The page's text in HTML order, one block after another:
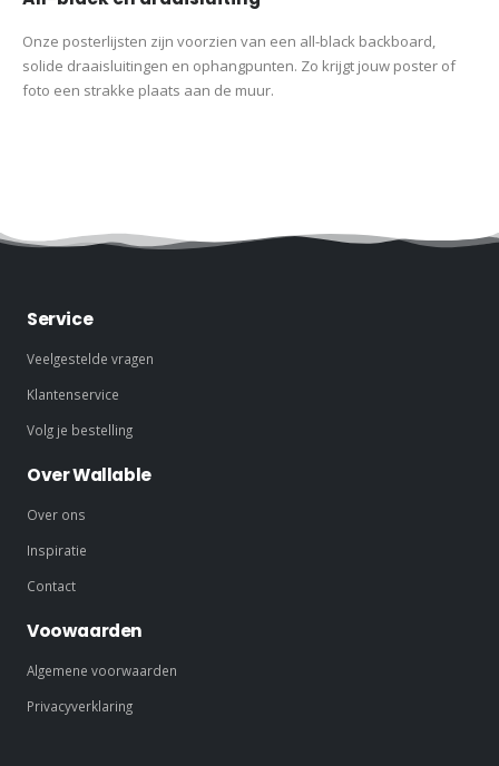
Onze posterlijsten zijn voorzien van een all-black backboard,
solide draaisluitingen en ophangpunten. Zo krijgt jouw poster of
foto een strakke plaats aan de muur.
Service
Veelgestelde vragen
Klantenservice
Volg je bestelling
Over Wallable
Over ons
Inspiratie
Contact
Voowaarden
Algemene voorwaarden
Privacyverklaring